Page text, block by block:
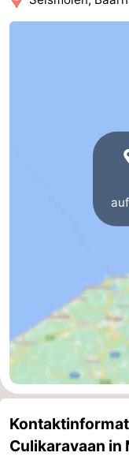
Route
Renesse
Brouwershaven
-
Bruinisse
-
Zierikzee
-
Natur
-
Culikaravaan in